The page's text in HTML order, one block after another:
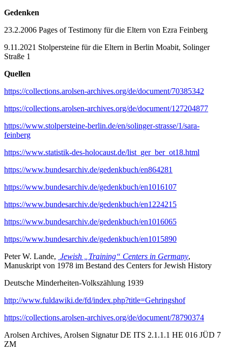
Gedenken
23.2.2006 Pages of Testimony für die Eltern von Ezra Feinberg
9.11.2021 Stolpersteine für die Eltern in Berlin Moabit, Solinger
Straße 1
Quellen
https://collections.arolsen-archives.org/de/document/70385342
https://collections.arolsen-archives.org/de/document/127204877
https://www.stolpersteine-berlin.de/en/solinger-strasse/1/sara-
feinberg
https://www.statistik-des-holocaust.de/list_ger_ber_ot18.html
https://www.bundesarchiv.de/gedenkbuch/en864281
https://www.bundesarchiv.de/gedenkbuch/en1016107
https://www.bundesarchiv.de/gedenkbuch/en1224215
https://www.bundesarchiv.de/gedenkbuch/en1016065
https://www.bundesarchiv.de/gedenkbuch/en1015890
Peter W. Lande, Jewish „Training“ Centers in Germany,
Manuskript von 1978 im Bestand des Centers for Jewish History
Deutsche Minderheiten-Volkszählung 1939
http://www.fuldawiki.de/fd/index.php?title=Gehringshof
https://collections.arolsen-archives.org/de/document/78790374
Arolsen Archives, Arolsen Signatur DE ITS 2.1.1.1 HE 016 JÜD 7
ZM